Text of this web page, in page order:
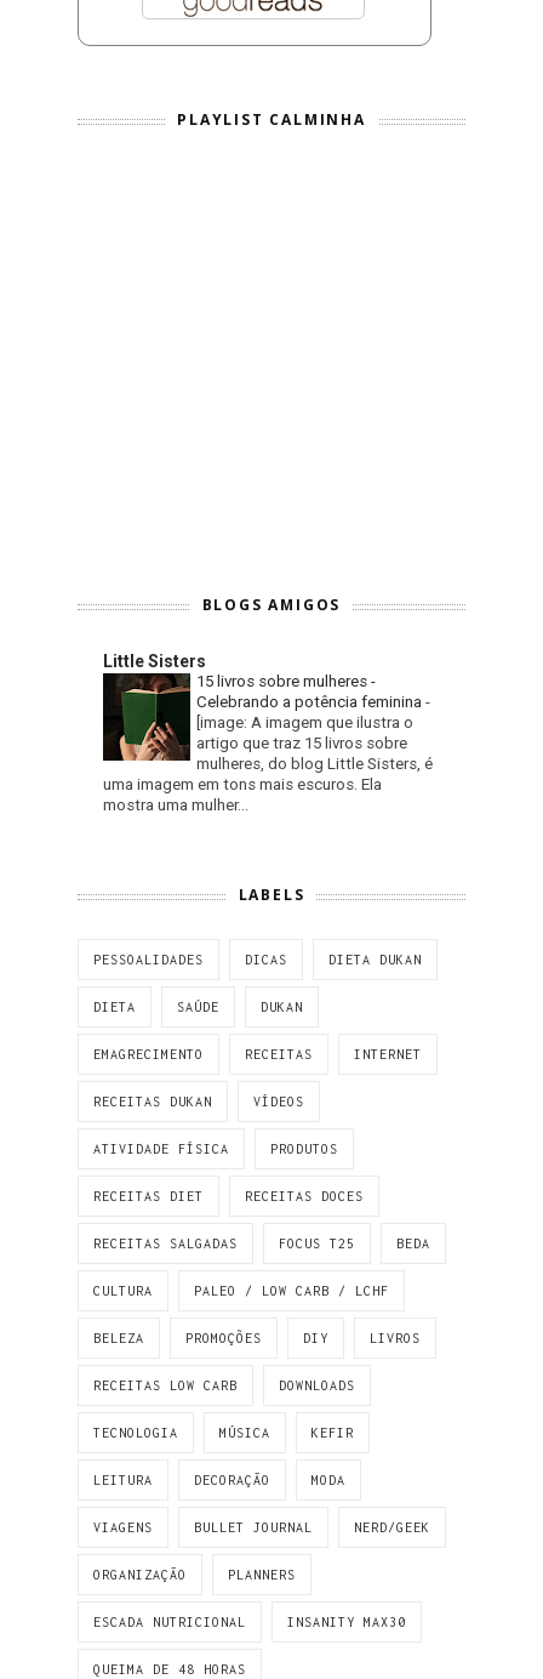
PLAYLIST CALMINHA
BLOGS AMIGOS
Little Sisters
15 livros sobre mulheres -
Celebrando a potência feminina -
[image: A imagem que ilustra o
artigo que traz 15 livros sobre
mulheres, do blog Little Sisters, é
uma imagem em tons mais escuros. Ela
mostra uma mulher...
LABELS
PESSOALIDADES DICAS DIETA DUKAN
DIETA SAÚDE DUKAN
EMAGRECIMENTO RECEITAS INTERNET
RECEITAS DUKAN VÍDEOS
ATIVIDADE FÍSICA PRODUTOS
RECEITAS DIET RECEITAS DOCES
RECEITAS SALGADAS FOCUS T25 BEDA
CULTURA PALEO / LOW CARB / LCHF
BELEZA PROMOÇÕES DIY LIVROS
RECEITAS LOW CARB DOWNLOADS
TECNOLOGIA MÚSICA KEFIR
LEITURA DECORAÇÃO MODA
VIAGENS BULLET JOURNAL NERD/GEEK
ORGANIZAÇÃO PLANNERS
ESCADA NUTRICIONAL INSANITY MAX30
QUEIMA DE 48 HORAS